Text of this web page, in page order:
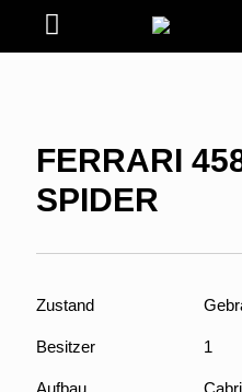
FERRARI
SPIDER
Zustand
Besitzer 1
Aufbau